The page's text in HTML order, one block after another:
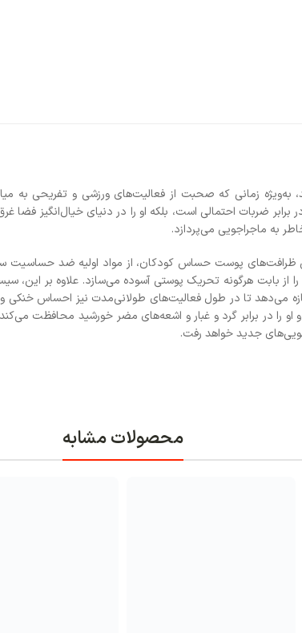
به‌ویژه زمانی که صحبت از فعالیت‌های ورزشی و تفریحی به
ضربات احتمالی است، بلکه او را در دنیای خیال‌انگیز فضا
به ماجراجویی می‌پردازد.
با در نظر گرفتن ظرافت‌های پوست حساس کودکان، از مواد اولیه ضد
از بابت هرگونه تحریک پوستی آسوده می‌سازد. علاوه بر این،
می‌دهد تا در طول فعالیت‌های طولانی‌مدت نیز احساس خنکی و
در برابر گرد و غبار و اشعه‌های مضر خورشید محافظت می‌کند.
جدید خواهد رفت.
محصولات مشابه